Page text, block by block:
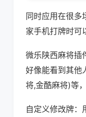
同时应用在很多
家手机打牌时可
微乐陕西麻将插
好像能看到其他
将,金酷麻将)等
自定义修改牌：